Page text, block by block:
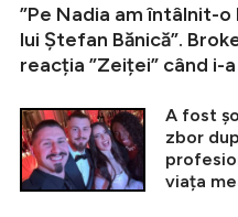
”Pe Nadia am întâlnit-
lui Ștefan Bănică”.
reacția ”Zeiței” când i-
A fost
zbor
viața